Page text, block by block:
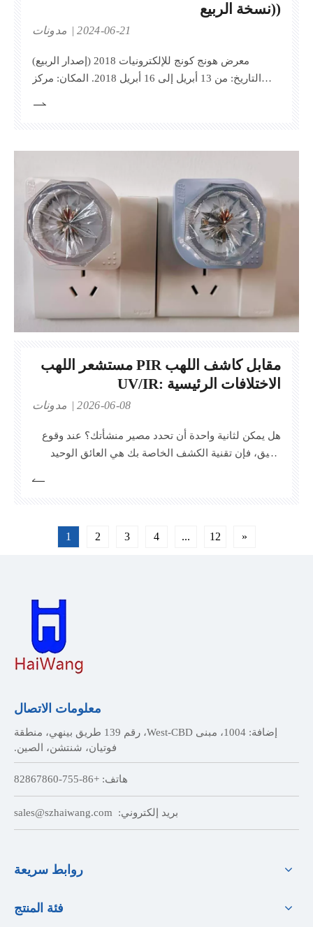
(نسخة الربيع)
مدونات 2024-06-21
معرض هونج كونج للإلكترونيات 2018 (إصدار الربيع)
التاريخ: من 13 أبريل إلى 16 أبريل 2018. المكان: مركز
مستشعر اللهب PIR مقابل كاشف اللهب
UV/IR: الاختلافات الرئيسية
مدونات 2026-06-08
هل يمكن لثانية واحدة أن تحدد مصير منشأتك؟ عند وقوع
حريق، فإن تقنية الكشف الخاصة بك هي العائق الوحيد
1 2 3 4 ... 12 »
معلومات الاتصال
إضافة: 1004، مبنى West-CBD، رقم 139 طريق بينهي، منطقة
فوتيان، شنتشن، الصين.
هاتف: +86-755-82867860
بريد إلكتروني: sales@szhaiwang.com
روابط سريعة
فئة المنتج